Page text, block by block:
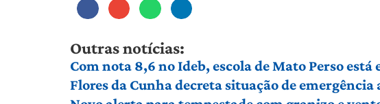
Outras notícias:
Com nota 8,6 no Ideb, escola de Mato Perso
Flores da Cunha decreta situação de